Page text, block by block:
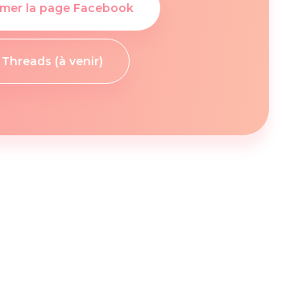
la page Facebook
(à venir)